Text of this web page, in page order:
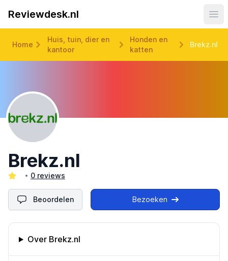
Reviewdesk.nl
Home
Huis, tuin, dier en
kantoor
Honden en
katten
Brekz.nl
Brekz.nl
0 reviews
Beoordelen Bezoeken
Omschrijving bedrijf
Over Brekz.nl